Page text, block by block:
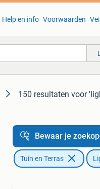
Help en info Voorwaarden
150 resultaten voor
Bewaar je
Tuin en Terras